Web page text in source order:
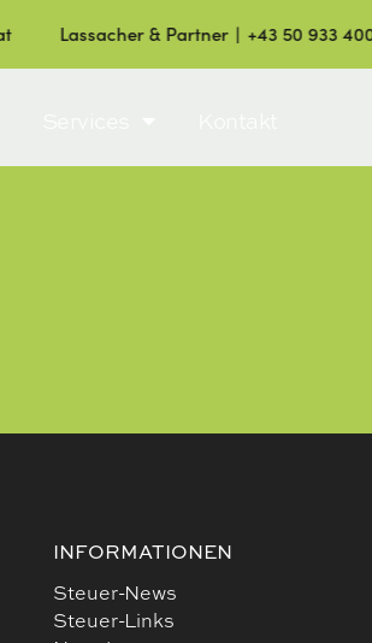
Lassacher & Partner ∣ +43 50 933
INFORMATIONEN
Steuer-News
Steuer-Links